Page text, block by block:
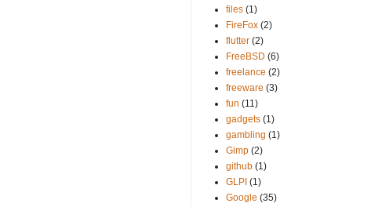
files (1)
FireFox (2)
flutter (2)
FreeBSD (6)
freelance (2)
freeware (3)
fun (11)
gadgets (1)
gambling (1)
Gimp (2)
github (1)
GLPI (1)
Google (35)